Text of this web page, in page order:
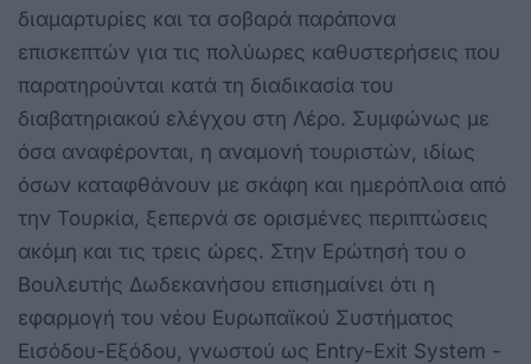
διαμαρτυρίες και τα σοβαρά παράπονα
επισκεπτών για τις πολύωρες καθυστερήσεις που
παρατηρούνται κατά τη διαδικασία του
διαβατηριακού ελέγχου στη Λέρο. Συμφώνως με
όσα αναφέρονται, η αναμονή τουριστών, ιδίως
όσων καταφθάνουν με σκάφη και ημερόπλοια από
την Τουρκία, ξεπερνά σε ορισμένες περιπτώσεις
ακόμη και τις τρεις ώρες. Στην Ερώτησή του ο
Βουλευτής Δωδεκανήσου επισημαίνει ότι η
εφαρμογή του νέου Ευρωπαϊκού Συστήματος
Εισόδου-Εξόδου, γνωστού ως Entry-Exit System -